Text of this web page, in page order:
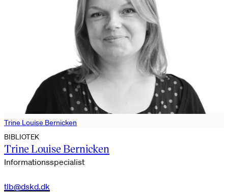
Trine Louise Bernicken
BIBLIOTEK
Trine Louise Bernicken
Informationsspecialist
tlb@dskd.dk